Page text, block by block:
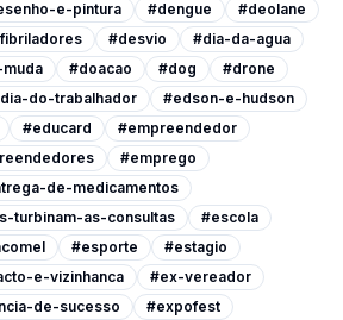
e-pintura
#dengue
#deolane
#desvio
#dia-da-agua
#doacao #dog
#drone
do-trabalhador
#edson-e-hudson
#educard
#empreendedor
#emprego
de-medicamentos
turbinam-as-consultas
#escola
#esporte
#estagio
e-vizinhanca
#ex-vereador
de-sucesso
#expofest